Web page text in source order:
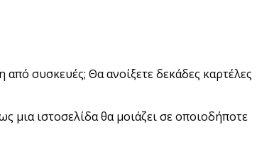
συσκευές; Θα ανοίξετε δεκάδες καρτέλες
ιστοσελίδα θα μοιάζει σε οποιοδήποτε